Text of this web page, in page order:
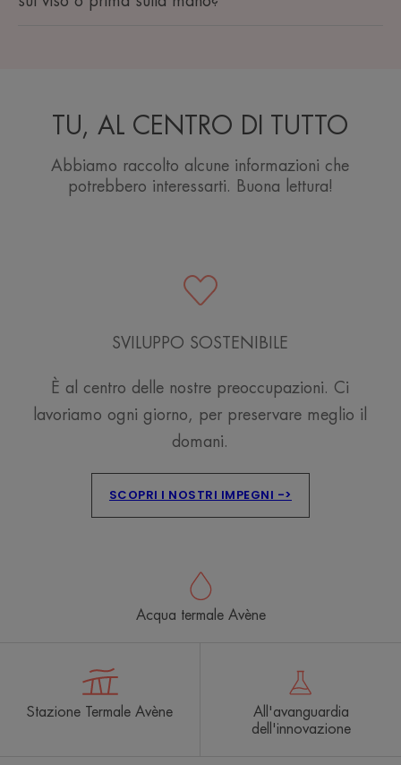
TU, AL CENTRO DI TUTTO
Abbiamo raccolto alcune informazioni che
potrebbero interessarti. Buona lettura!
SVILUPPO SOSTENIBILE
È al centro delle nostre preoccupazioni. Ci
lavoriamo ogni giorno, per preservare meglio il
domani.
SCOPRI I NOSTRI IMPEGNI ->
Acqua termale Avène
Stazione Termale Avène
All'avanguardia
dell'innovazione